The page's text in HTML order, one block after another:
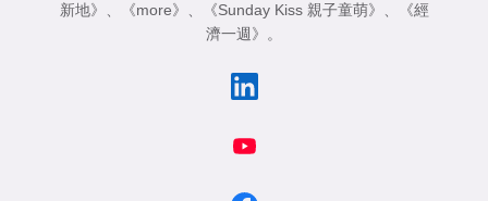
新地》 、 《more》 、 《Sunday Kiss 親子童萌》 、
《經
濟一週》 。